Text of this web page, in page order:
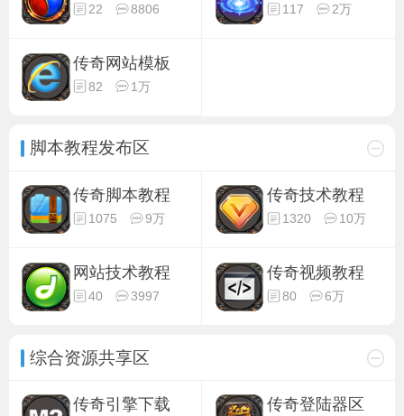
22 8806 117 2万
传奇网站模板
82 1万
脚本教程发布区
传奇脚本教程
1075 9万
传奇技术教程
1320 10万
网站技术教程
40 3997
传奇视频教程
80 6万
综合资源共享区
传奇引擎下载 传奇登陆器区